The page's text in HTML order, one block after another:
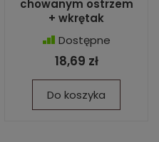
chowanym ostrzem
+ wkrętak
Dostępne
18,69 zł
Do koszyka